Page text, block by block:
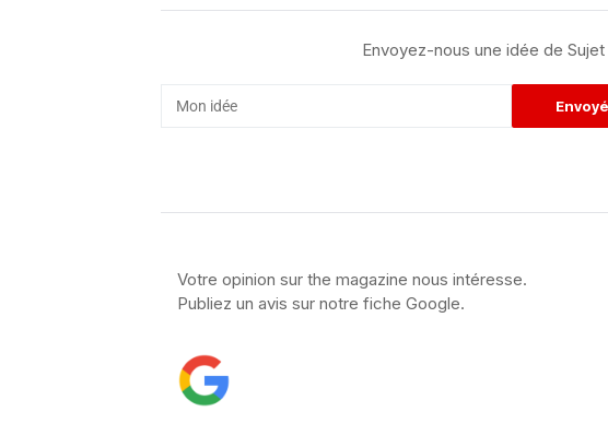
Envoyez-nous une idée de
Votre opinion sur the magazine nous intéresse.
Publiez un avis sur notre fiche Google.